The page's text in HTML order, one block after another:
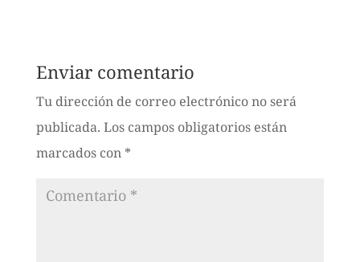
Enviar comentario
Tu dirección de correo electrónico no será
publicada. Los campos obligatorios están
marcados con *